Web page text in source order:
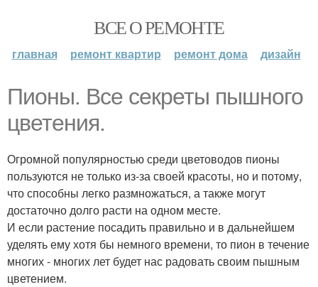
ВСЕ О РЕМОНТЕ
главная ремонт квартир ремонт дома дизайн
Пионы. Все секреты пышного
цветения.
Огромной популярностью среди цветоводов пионы
пользуются не только из-за своей красоты, но и потому,
что способны легко размножаться, а также могут
достаточно долго расти на одном месте.
И если растение посадить правильно и в дальнейшем
уделять ему хотя бы немного времени, то пион в течение
многих - многих лет будет нас радовать своим пышным
цветением.